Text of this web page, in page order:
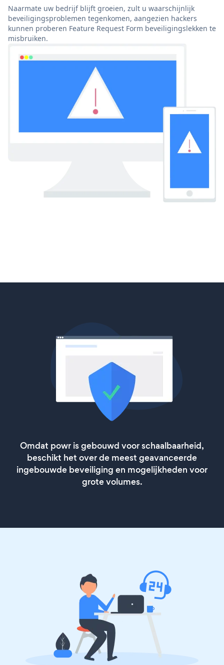
Naarmate uw bedrijf blijft groeien, zult u waarschijnlijk
beveiligingsproblemen tegenkomen, aangezien hackers
kunnen proberen Feature Request Form beveiligingslekken te
misbruiken.
Omdat powr is gebouwd voor schaalbaarheid,
beschikt het over de meest geavanceerde
ingebouwde beveiliging en mogelijkheden voor
grote volumes.